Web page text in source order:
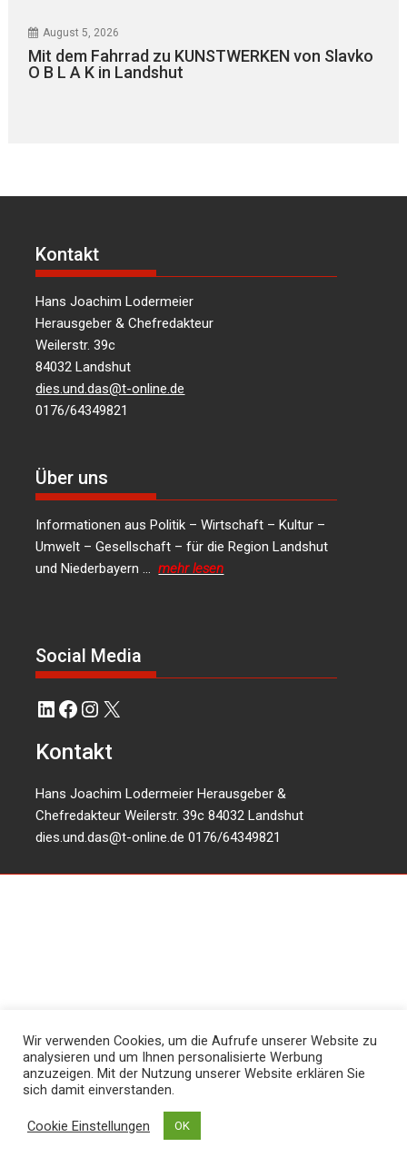
August 5, 2026
Mit dem Fahrrad zu KUNSTWERKEN von Slavko
O B L A K in Landshut
Kontakt
Hans Joachim Lodermeier
Herausgeber & Chefredakteur
Weilerstr. 39c
84032 Landshut
dies.und.das@t-online.de
0176/64349821
Über uns
Informationen aus Politik – Wirtschaft – Kultur –
Umwelt – Gesellschaft – für die Region Landshut
und Niederbayern …mehr lesen
Social Media
LinkedIn
Facebook
Instagram
X
Kontakt
Hans Joachim Lodermeier Herausgeber &
Chefredakteur Weilerstr. 39c 84032 Landshut
dies.und.das@t-online.de 0176/64349821
Wir verwenden Cookies, um die Aufrufe unserer Website zu
analysieren und um Ihnen personalisierte Werbung
anzuzeigen. Mit der Nutzung unserer Website erklären Sie
sich damit einverstanden.
Cookie Einstellungen OK